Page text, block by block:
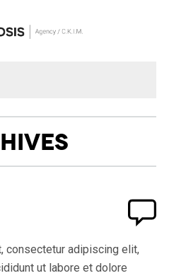
consectetur adipiscing elit,
ut labore et dolore